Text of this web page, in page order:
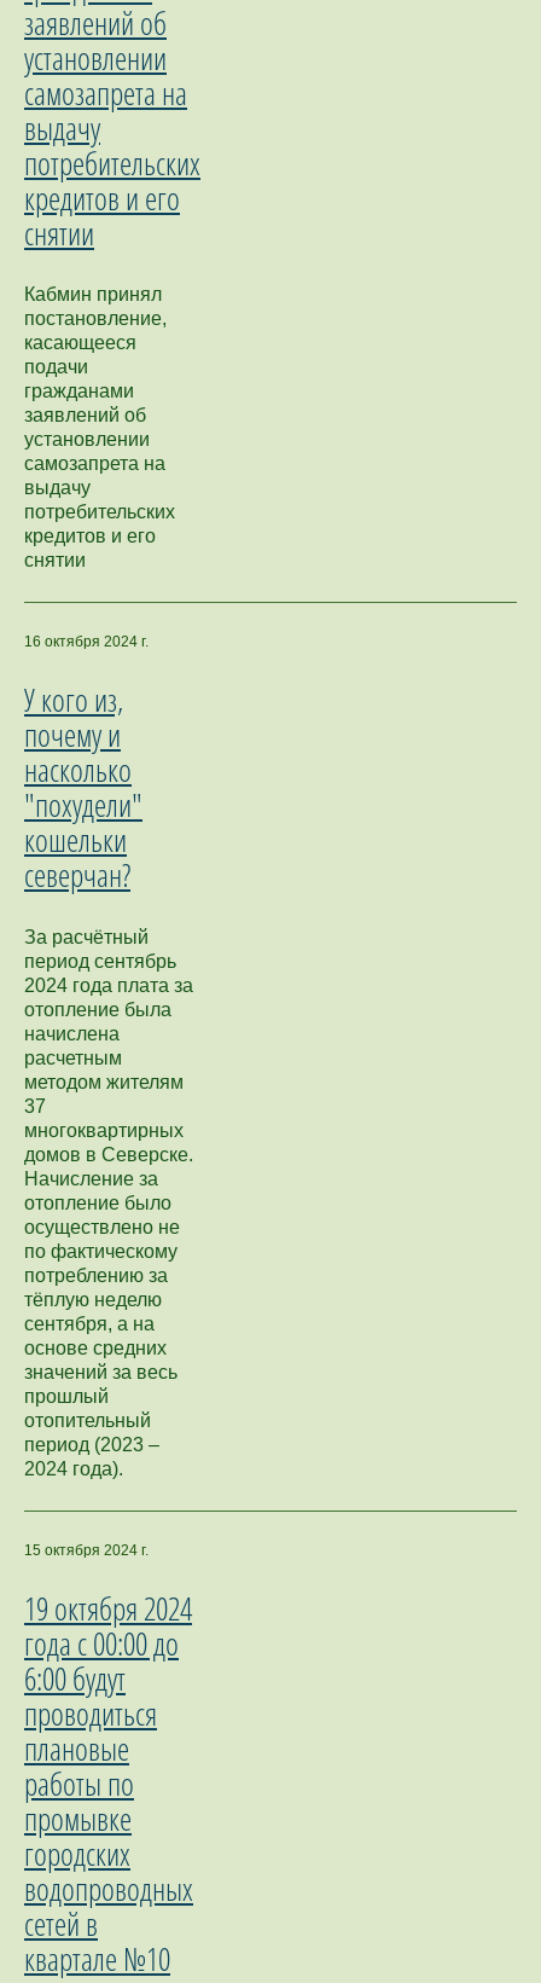
заявлений об
установлении
самозапрета на
выдачу
потребительских
кредитов и его
снятии
Кабмин принял
постановление,
касающееся
подачи
гражданами
заявлений об
установлении
самозапрета на
выдачу
потребительских
кредитов и его
снятии
16 октября 2024 г.
У кого из,
почему и
насколько
"похудели"
кошельки
северчан?
За расчётный
период сентябрь
2024 года плата за
отопление была
начислена
расчетным
методом жителям
37
многоквартирных
домов в Северске.
Начисление за
отопление было
осуществлено не
по фактическому
потреблению за
тёплую неделю
сентября, а на
основе средних
значений за весь
прошлый
отопительный
период (2023 –
2024 года).
15 октября 2024 г.
19 октября 2024
года с 00:00 до
6:00 будут
проводиться
плановые
работы по
промывке
городских
водопроводных
сетей в
квартале №10